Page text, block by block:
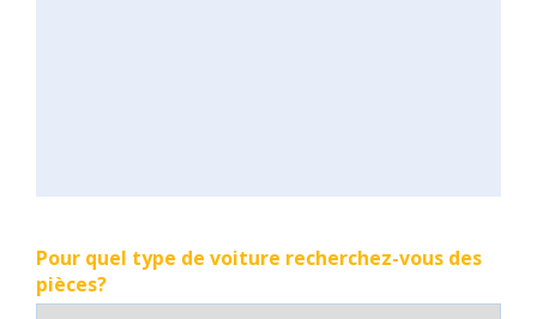
Pour quel type de voiture recherchez-vous des
pièces?